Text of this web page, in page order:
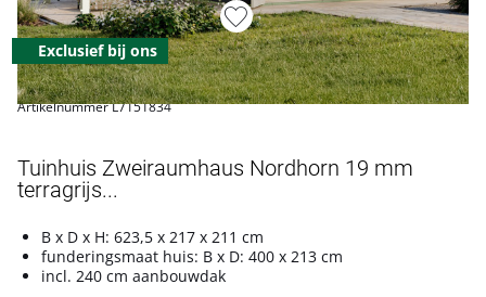
Exclusief bij ons
Artikelnummer L7151834
Tuinhuis Zweiraumhaus Nordhorn 19 mm
terragrijs...
B x D x H: 623,5 x 217 x 211 cm
funderingsmaat huis: B x D: 400 x 213 cm
incl. 240 cm aanbouwdak